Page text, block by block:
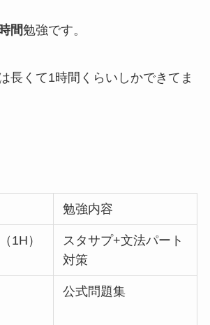
間勉強です。
長くて1時間くらいしかできてま
勉強内容
1H）
スタサプ+文法パート
対策
公式問題集